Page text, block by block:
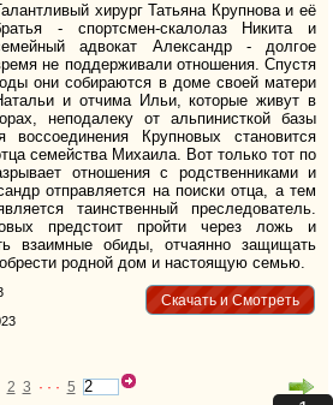
хирург Татьяна Крупнова и её
- спортсмен-скалолаз Никита и
адвокат Александр - долгое
не поддерживали отношения. Спустя
они собираются в доме своей матери
и отчима Ильи, которые живут в
неподалеку от альпинисткой базы
Крупновых становится
семейства Михаила. Вот только тот по
отношения с родственниками и
отправляется на поиски отца, а тем
таинственный преследователь.
предстоит пройти через ложь и
взаимные обиды, отчаянно защищать
родной дом и настоящую семью.
Скачать и Смотреть
2 3 · · · 5